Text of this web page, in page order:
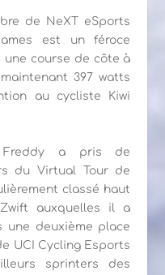
de NeXT eSports
est un féroce
course de côte à
397 watts
au cycliste Kiwi
a pris de
du Virtual Tour de
classé haut
auxquelles il a
une deuxième place
UCI Cycling Esports
sprinters des